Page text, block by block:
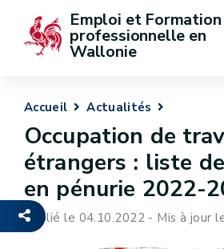
Emploi et Formation
professionnelle en
Wallonie
Accueil Actualités
Occupation de
étrangers : liste
en pénurie 2022-
Publié le 04.10.2022 - Mis à jour